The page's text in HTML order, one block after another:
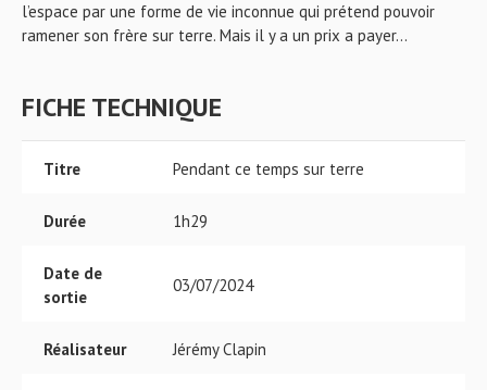
l’espace par une forme de vie inconnue qui prétend pouvoir
ramener son frère sur terre. Mais il y a un prix a payer…
FICHE TECHNIQUE
Titre Pendant ce temps sur terre
Durée 1h29
Date de
sortie
03/07/2024
Réalisateur Jérémy Clapin